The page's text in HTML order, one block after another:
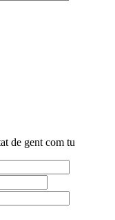
de gent com tu